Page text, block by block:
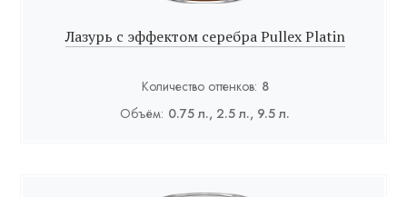
Лазурь с эффектом серебра Pullex Platin
Количество оттенков: 8
Объём: 0.75 л., 2.5 л., 9.5 л.